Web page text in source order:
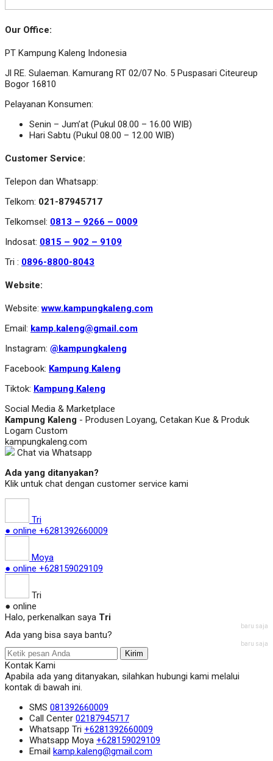
Our Office:
PT Kampung Kaleng Indonesia
Jl RE. Sulaeman. Kamurang RT 02/07 No. 5 Puspasari Citeureup
Bogor 16810
Pelayanan Konsumen:
Senin – Jum’at (Pukul 08.00 – 16.00 WIB)
Hari Sabtu (Pukul 08.00 – 12.00 WIB)
Customer Service:
Telepon dan Whatsapp:
Telkom: 021-87945717
Telkomsel: 0813 – 9266 – 0009
Indosat: 0815 – 902 – 9109
Tri : 0896-8800-8043
Website:
Website:www.kampungkaleng.com
Email: kamp.kaleng@gmail.com
Instagram: @kampungkaleng
Facebook: Kampung Kaleng
Tiktok: Kampung Kaleng
Social Media & Marketplace
Kampung Kaleng - Produsen Loyang, Cetakan Kue & Produk
Logam Custom
kampungkaleng.com
Chat via Whatsapp
Ada yang ditanyakan?
Klik untuk chat dengan customer service kami
Tri
● online +6281392660009
Moya
● online +628159029109
Tri
● online
Halo, perkenalkan saya Tri
baru saja
Ada yang bisa saya bantu?
baru saja
Kirim
Kontak Kami
Apabila ada yang ditanyakan, silahkan hubungi kami melalui
kontak di bawah ini.
SMS 081392660009
Call Center 02187945717
Whatsapp Tri +6281392660009
Whatsapp Moya +628159029109
Email kamp.kaleng@gmail.com